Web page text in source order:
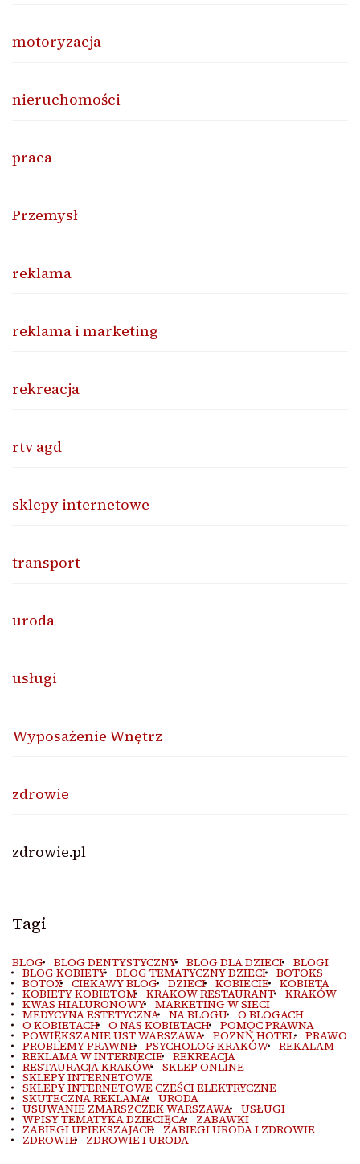
motoryzacja
nieruchomości
praca
Przemysł
reklama
reklama i marketing
rekreacja
rtv agd
sklepy internetowe
transport
uroda
usługi
Wyposażenie Wnętrz
zdrowie
zdrowie.pl
Tagi
BLOG BLOG DENTYSTYCZNY BLOG DLA DZIECI BLOGI
BLOG KOBIETY BLOG TEMATYCZNY DZIECI BOTOKS
BOTOX CIEKAWY BLOG DZIECI KOBIECIE KOBIETA
KOBIETY KOBIETOM KRAKOW RESTAURANT KRAKÓW
KWAS HIALURONOWY MARKETING W SIECI
MEDYCYNA ESTETYCZNA NA BLOGU O BLOGACH
O KOBIETACH O NAS KOBIETACH POMOC PRAWNA
POWIĘKSZANIE UST WARSZAWA POZNŃ HOTEL PRAWO
PROBLEMY PRAWNE PSYCHOLOG KRAKÓW REKALAM
REKLAMA W INTERNECIE REKREACJA
RESTAURACJA KRAKÓW SKLEP ONLINE
SKLEPY INTERNETOWE
SKLEPY INTERNETOWE CZEŚCI ELEKTRYCZNE
SKUTECZNA REKLAMA URODA
USUWANIE ZMARSZCZEK WARSZAWA USŁUGI
WPISY TEMATYKA DZIECIĘCA ZABAWKI
ZABIEGI UPIEKSZAJACE ZABIEGI URODA I ZDROWIE
ZDROWIE ZDROWIE I URODA